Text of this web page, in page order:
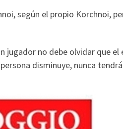
según el propio Korchnoi,
jugador no debe olvidar que
disminuye, nunca